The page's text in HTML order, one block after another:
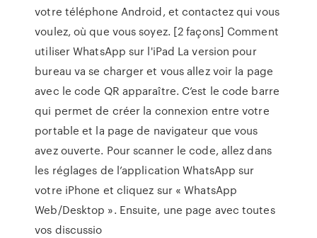
votre téléphone Android, et contactez qui vous
voulez, où que vous soyez. [2 façons] Comment
utiliser WhatsApp sur l'iPad La version pour
bureau va se charger et vous allez voir la page
avec le code QR apparaître. C’est le code barre
qui permet de créer la connexion entre votre
portable et la page de navigateur que vous
avez ouverte. Pour scanner le code, allez dans
les réglages de l’application WhatsApp sur
votre iPhone et cliquez sur « WhatsApp
Web/Desktop ». Ensuite, une page avec toutes
vos discussio